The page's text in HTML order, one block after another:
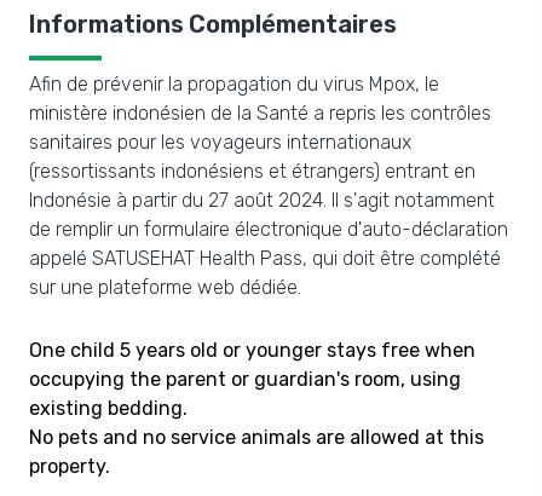
Informations Complémentaires
Afin de prévenir la propagation du virus Mpox, le
ministère indonésien de la Santé a repris les contrôles
sanitaires pour les voyageurs internationaux
(ressortissants indonésiens et étrangers) entrant en
Indonésie à partir du 27 août 2024. Il s'agit notamment
de remplir un formulaire électronique d'auto-déclaration
appelé SATUSEHAT Health Pass, qui doit être complété
sur une plateforme web dédiée.
One child 5 years old or younger stays free when
occupying the parent or guardian's room, using
existing bedding.
No pets and no service animals are allowed at this
property.